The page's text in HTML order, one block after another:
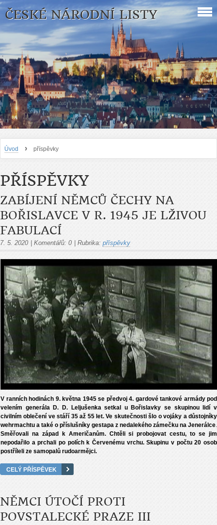
ČESKÉ NÁRODNÍ LISTY
Úvod › příspěvky
PŘÍSPĚVKY
ZABÍJENÍ NĚMCŮ ČECHY NA
BOŘISLAVCE V R. 1945 JE LŽIVOU
FABULACÍ
7. 5. 2020 Komentářů: 0 Rubrika: příspěvky
V ranních hodinách 9. května 1945 se předvoj 4. gardové tankové armády pod
velením generála D. D. Leljušenka setkal u Bořislavky se skupinou lidí v
civilním oblečení ve stáří 35 až 55 let. Ve skutečnosti šlo o vojáky a důstojníky
wehrmachtu a také o příslušníky gestapa z nedalekého zámečku na Jenerálce.
Směřovali na západ k Američanům. Chtěli si probojovat cestu, to se jim
nepodařilo a prchali po polích k Červenému vrchu. Skupinu v počtu 20 osob
postříleli ze samopalů rudoarmějci.
CELÝ PŘÍSPĚVEK
NĚMCI ÚTOČÍ PROTI
POVSTALECKÉ PRAZE III